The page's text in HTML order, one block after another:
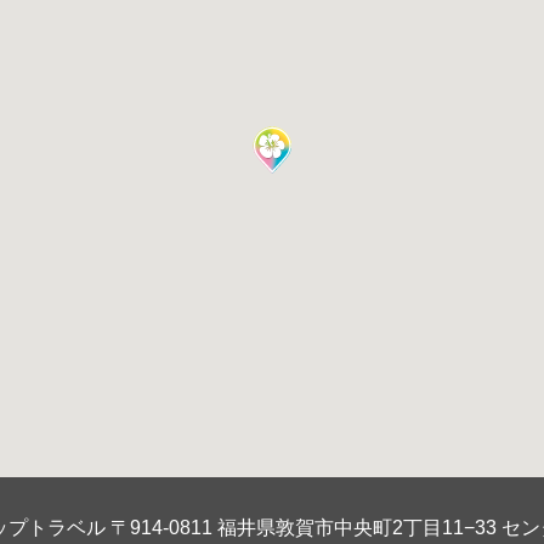
プトラベル 〒914-0811 福井県敦賀市中央町2丁目11−33 セ